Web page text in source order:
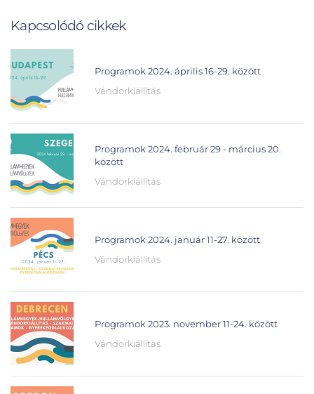
Kapcsolódó cikkek
Programok 2024. április 16-29. között
Vándorkiállítás
Programok 2024. február 29 - március 20.
között
Vándorkiállítás
Programok 2024. január 11-27. között
Vándorkiállítás
Programok 2023. november 11-24. között
Vándorkiállítás